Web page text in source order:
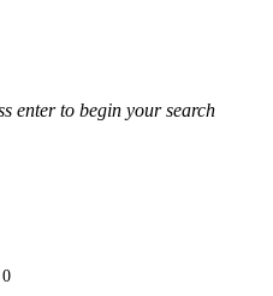
enter to begin your search
0